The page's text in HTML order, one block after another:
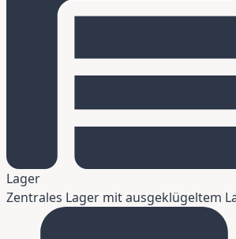
Lager
Zentrales Lager mit ausgeklügeltem